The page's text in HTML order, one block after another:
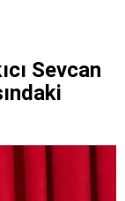
Sevcan